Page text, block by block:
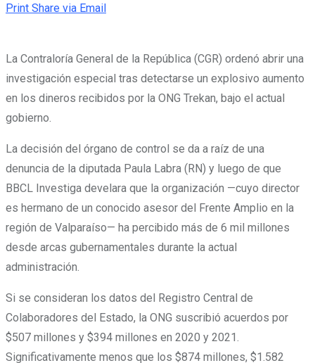
Print Share via Email
La Contraloría General de la República (CGR) ordenó abrir una
investigación especial tras detectarse un explosivo aumento
en los dineros recibidos por la ONG Trekan, bajo el actual
gobierno.
La decisión del órgano de control se da a raíz de una
denuncia de la diputada Paula Labra (RN) y luego de que
BBCL Investiga develara que la organización —cuyo director
es hermano de un conocido asesor del Frente Amplio en la
región de Valparaíso— ha percibido más de 6 mil millones
desde arcas gubernamentales durante la actual
administración.
Si se consideran los datos del Registro Central de
Colaboradores del Estado, la ONG suscribió acuerdos por
$507 millones y $394 millones en 2020 y 2021.
Significativamente menos que los $874 millones, $1.582